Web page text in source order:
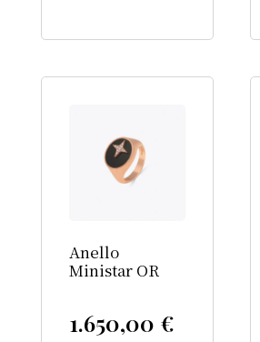
Anello
Ministar OR
1.650,00 €